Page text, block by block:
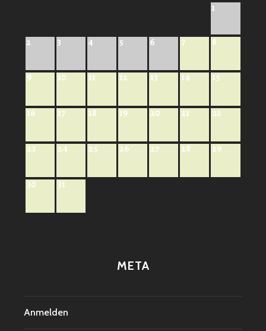
1
2 3 4 5 6 7 8
9 10 11 12 13 14 15
16 17 18 19 20 21 22
23 24 25 26 27 28 29
30 31
META
Anmelden